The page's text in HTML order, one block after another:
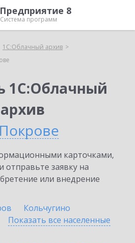
8
Система программ
1С:Облачный архив
1С:Облачный
архив
карточками,
отправьте заявку на
или внедрение
Кольчугино
Показать все населенные